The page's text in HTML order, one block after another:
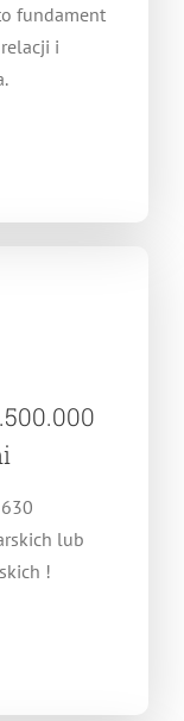
fundament
i
lub
!